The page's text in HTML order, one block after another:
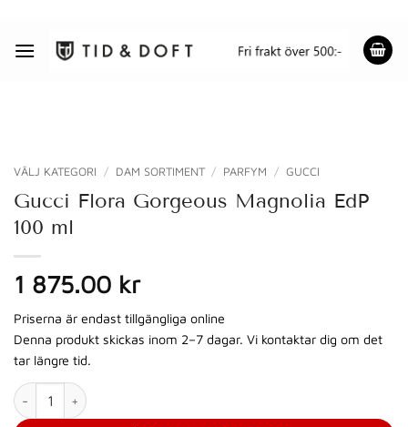
content
VÄLJ KATEGORI / DAM SORTIMENT / PARFYM / GUCCI
Gucci Flora Gorgeous Magnolia EdP
100 ml
1 875.00 kr
Priserna är endast tillgängliga online
Denna produkt skickas inom 2–7 dagar. Vi kontaktar dig om det
tar längre tid.
Gucci Flora Gorgeous Magnolia EdP 100 ml mängd